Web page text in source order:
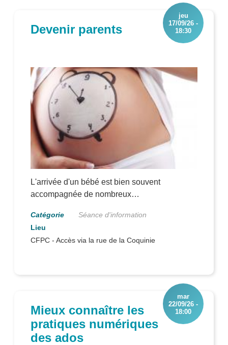
Devenir parents
jeu
17/09/26 -
18:30
L'arrivée d'un bébé est bien souvent
accompagnée de nombreux
proposée pour vous rassurer, vous aider
dans toutes les démarches à entreprendre,
vous présenter notre maternité et répondre à
Séance d'information
CFPC - Accès via la rue de la Coquinie
Mieux connaître les
pratiques numériques
des ados
mar
22/09/26 -
18:00